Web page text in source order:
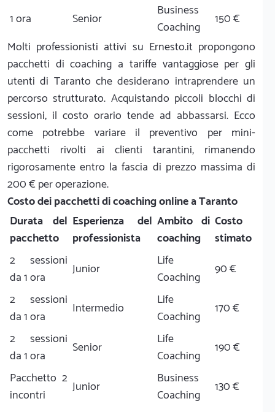
1 ora Senior
Business
Coaching
150 €
Molti professionisti attivi su Ernesto.it propongono
pacchetti di coaching a tariffe vantaggiose per gli
utenti di Taranto che desiderano intraprendere un
percorso strutturato. Acquistando piccoli blocchi di
sessioni, il costo orario tende ad abbassarsi. Ecco
come potrebbe variare il preventivo per mini-
pacchetti rivolti ai clienti tarantini, rimanendo
rigorosamente entro la fascia di prezzo massima di
200 € per operazione.
Costo dei pacchetti di coaching online a Taranto
Durata del
pacchetto
Esperienza del
professionista
Ambito di
coaching
Costo
stimato
2 sessioni
da 1 ora
Junior
Life
Coaching
90 €
2 sessioni
da 1 ora
Intermedio
Life
Coaching
170 €
2 sessioni
da 1 ora
Senior
Life
Coaching
190 €
Pacchetto 2
incontri
Junior
Business
Coaching
130 €